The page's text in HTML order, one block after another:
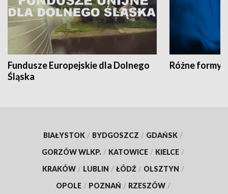
Fundusze Europejskie dla Dolnego
Śląska
Różne formy
BIAŁYSTOK / BYDGOSZCZ / GDAŃSK /
GORZÓW WLKP. / KATOWICE / KIELCE /
KRAKÓW / LUBLIN / ŁÓDŹ / OLSZTYN /
OPOLE / POZNAŃ / RZESZÓW /